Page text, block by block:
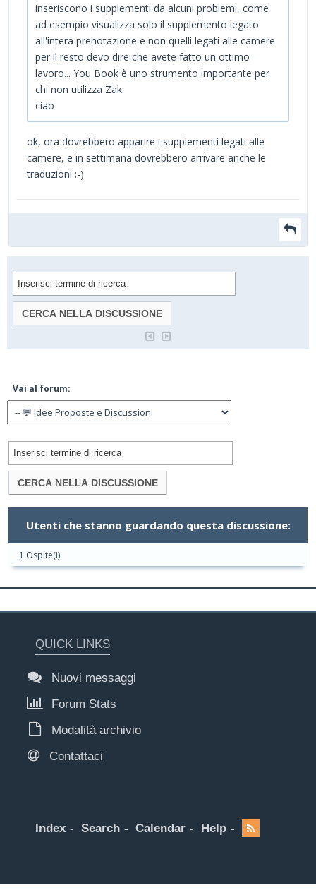
inseriscono i supplementi da alcuni problemi, come
ad esempio visualizza solo il supplemento legato
all'intera prenotazione e non quelli legati alle camere.
per il resto devo dire che avete fatto un ottimo
lavoro... You Book è uno strumento importante per
chi non utilizza Zak.
ciao
ok, ora dovrebbero apparire i supplementi legati alle
camere, e in settimana dovrebbero arrivare anche le
traduzioni :-)
Vai al forum:
Utenti che stanno guardando questa discussione:
1 Ospite(i)
QUICK LINKS
Nuovi messaggi
Forum Stats
Modalità archivio
Contattaci
Index Search Calendar Help